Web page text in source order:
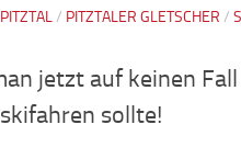
PITZTAL/ PITZTALER GLETSCHER /
jetzt auf keinen
sollte!